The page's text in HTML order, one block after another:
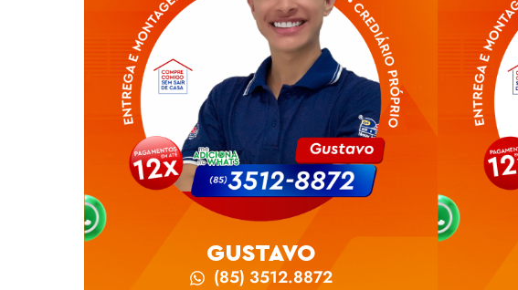
GUSTAVO
(85) 3512.8872